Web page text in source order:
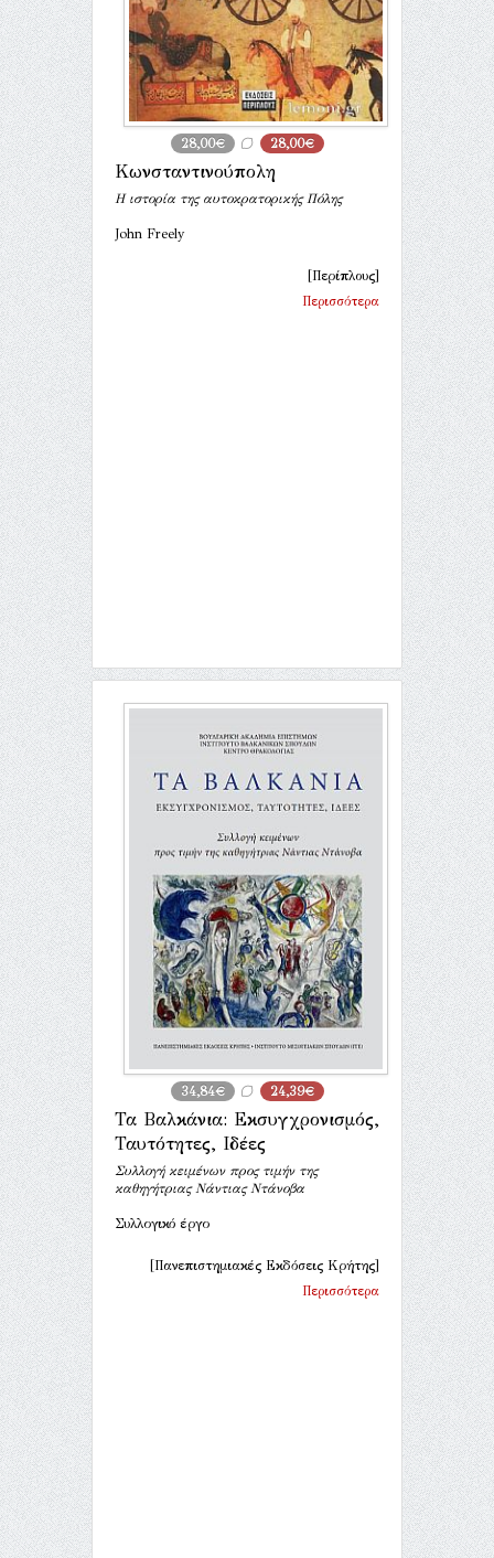
28,00€ 28,00€
Κωνσταντινούπολη
Η ιστορία της αυτοκρατορικής Πόλης
John Freely
[Περίπλους]
Περισσότερα
34,84€ 24,39€
Τα Βαλκάνια: Εκσυγχρονισμός,
Ταυτότητες, Ιδέες
Συλλογή κειμένων προς τιμήν της
καθηγήτριας Νάντιας Ντάνοβα
Συλλογικό έργο
[Πανεπιστημιακές Εκδόσεις Κρήτης]
Περισσότερα